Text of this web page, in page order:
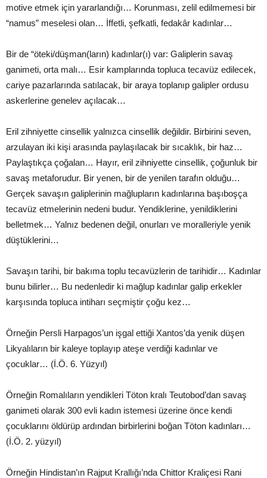
motive etmek için yararlandığı… Korunması, zelil edilmemesi bir
“namus” meselesi olan… İffetli, şefkatli, fedakâr kadınlar…
Bir de “öteki/düşman(ların) kadınlar(ı) var: Galiplerin savaş
ganimeti, orta malı… Esir kamplarında topluca tecavüz edilecek,
cariye pazarlarında satılacak, bir araya toplanıp galipler ordusu
askerlerine genelev açılacak…
Eril zihniyette cinsellik yalnızca cinsellik değildir. Birbirini seven,
arzulayan iki kişi arasında paylaşılacak bir sıcaklık, bir haz…
Paylaştıkça çoğalan… Hayır, eril zihniyette cinsellik, çoğunluk bir
savaş metaforudur. Bir yenen, bir de yenilen tarafın olduğu…
Gerçek savaşın galiplerinin mağlupların kadınlarına başıboşça
tecavüz etmelerinin nedeni budur. Yendiklerine, yenildiklerini
belletmek… Yalnız bedenen değil, onurları ve moralleriyle yenik
düştüklerini…
Savaşın tarihi, bir bakıma toplu tecavüzlerin de tarihidir… Kadınlar
bunu bilirler… Bu nedenledir ki mağlup kadınlar galip erkekler
karşısında topluca intiharı seçmiştir çoğu kez…
Örneğin Persli Harpagos’un işgal ettiği Xantos’da yenik düşen
Likyalıların bir kaleye toplayıp ateşe verdiği kadınlar ve
çocuklar… (İ.Ö. 6. Yüzyıl)
Örneğin Romalıların yendikleri Töton kralı Teutobod’dan savaş
ganimeti olarak 300 evli kadın istemesi üzerine önce kendi
çocuklarını öldürüp ardından birbirlerini boğan Töton kadınları…
(İ.Ö. 2. yüzyıl)
Örneğin Hindistan’ın Rajput Krallığı’nda Chittor Kraliçesi Rani